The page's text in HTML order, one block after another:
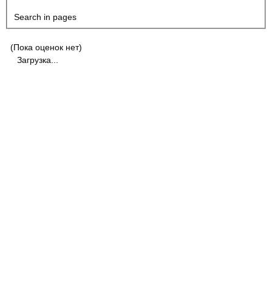
Search in pages
(Пока оценок нет)
Загрузка...